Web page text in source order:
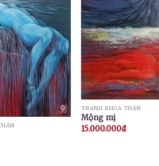
TRANH KHỎA THÂN
Mộng mị
15.000.000₫